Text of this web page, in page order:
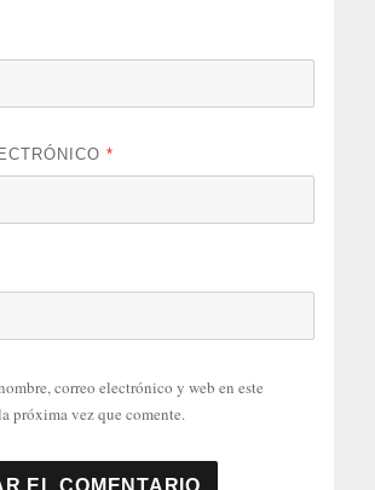
*
correo electrónico y web en este
próxima vez que comente.